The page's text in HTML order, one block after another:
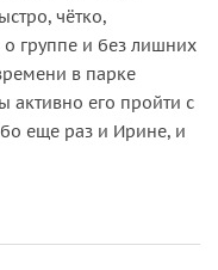
чётко,
о группе и без лишних
в парке
активно его пройти с
еще раз и Ирине, и